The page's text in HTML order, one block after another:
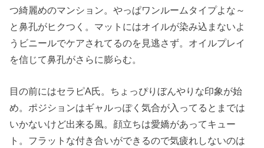
つ綺麗めのマンション。やっぱワンルームタイプよな～
と鼻孔がヒクつく。マットにはオイルが染み込まないよ
うビニールでケアされてるのを見逃さず。オイルプレイ
を信じて鼻孔がさらに膨らむ。
目の前にはセラピA氏。ちょっぴりぼんやりな印象が始
め。ポジションはギャルっぽく気合が入ってるとまでは
いかないけど出来る風。顔立ちは愛嬌があってキュー
ト。フラットな付き合いができるので気疲れしないのは